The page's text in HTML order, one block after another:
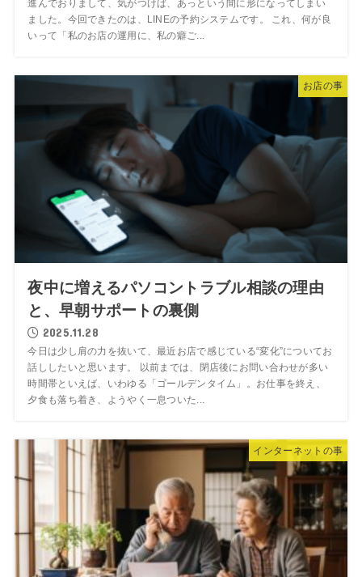
進んでおりまして、気がつけば、あっという間に形になってしまい
ました。今回できたのは、LINEの予約システムです。 これ、何が良
いって「私のお店の運用に、私の癖ご...
お店の事
夜中に増えるパソコントラブル相談の理由
と、早朝サポートの裏側
2025.11.28
今日は少し肩の力を抜いて、最近お店で感じている“変化”についてお
話ししたいと思います。 以前までは、閉店後にお問い合わせが多い
時間帯といえば、いわゆる「ゴールデンタイム」。お仕事を終え、
夕食も落ち着き、ようやく一息ついた...
インターネットの事